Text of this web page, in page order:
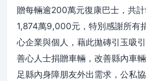
贈每輛逾200萬元復康巴士，共
1,874萬9,000元，特別感謝所有
心企業與個人，藉此拋磚引玉吸
善心人士捐贈車輛，改善縣內車
足縣內身障朋友外出需求，公私